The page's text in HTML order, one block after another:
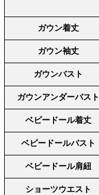
ガウン着丈
ガウン袖丈
ガウンバスト
ガウンアンダーバスト
ベビードール着丈
ベビードールバスト
ベビードール肩紐
ショーツウエスト